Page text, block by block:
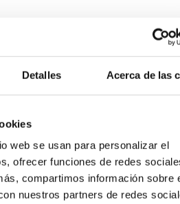
Detalles Acerca de las
web se usan para personalizar el
ofrecer funciones de redes
compartimos información sobre
nuestros partners de redes